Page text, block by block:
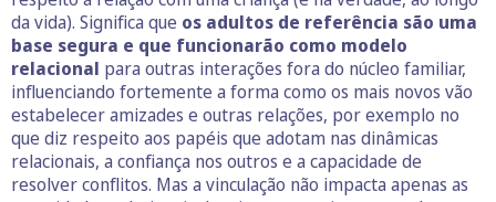
da vida). Significa que os adultos de referência são uma
base segura e que funcionarão como modelo
relacional para outras interações fora do núcleo familiar,
influenciando fortemente a forma como os mais novos vão
estabelecer amizades e outras relações, por exemplo no
que diz respeito aos papéis que adotam nas dinâmicas
relacionais, a confiança nos outros e a capacidade de
resolver conflitos. Mas a vinculação não impacta apenas as